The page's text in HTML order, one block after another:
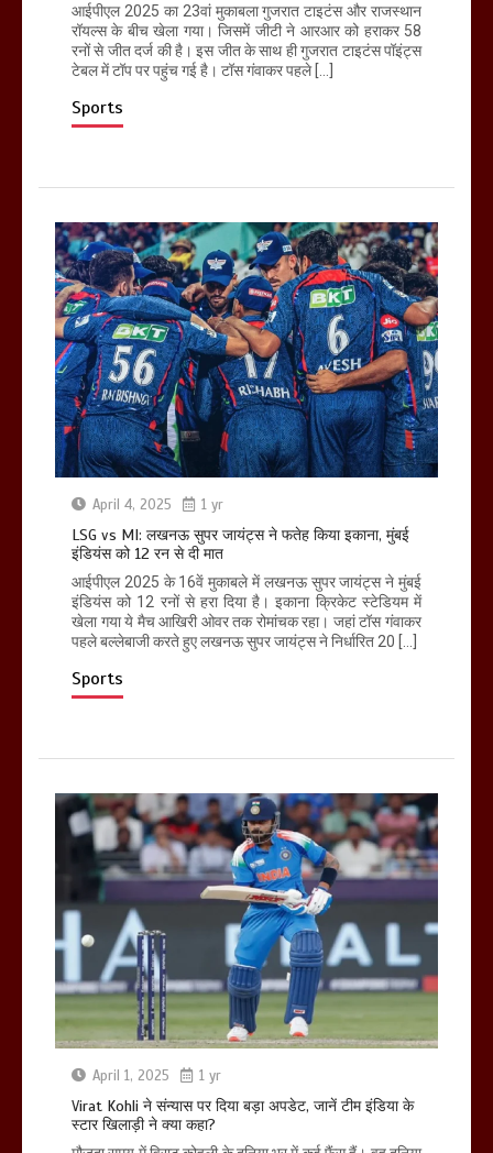
आईपीएल 2025 का 23वां मुकाबला गुजरात टाइटंस और राजस्थान
रॉयल्स के बीच खेला गया। जिसमें जीटी ने आरआर को हराकर 58
रनों से जीत दर्ज की है। इस जीत के साथ ही गुजरात टाइटंस पॉइंट्स
टेबल में टॉप पर पहुंच गई है। टॉस गंवाकर पहले […]
Sports
April 4, 2025 1 yr
LSG vs MI: लखनऊ सुपर जायंट्स ने फतेह किया इकाना, मुंबई
इंडियंस को 12 रन से दी मात
आईपीएल 2025 के 16वें मुकाबले में लखनऊ सुपर जायंट्स ने मुंबई
इंडियंस को 12 रनों से हरा दिया है। इकाना क्रिकेट स्टेडियम में
खेला गया ये मैच आखिरी ओवर तक रोमांचक रहा। जहां टॉस गंवाकर
पहले बल्लेबाजी करते हुए लखनऊ सुपर जायंट्स ने निर्धारित 20 […]
Sports
April 1, 2025 1 yr
Virat Kohli ने संन्यास पर दिया बड़ा अपडेट, जानें टीम इंडिया के
स्टार खिलाड़ी ने क्या कहा?